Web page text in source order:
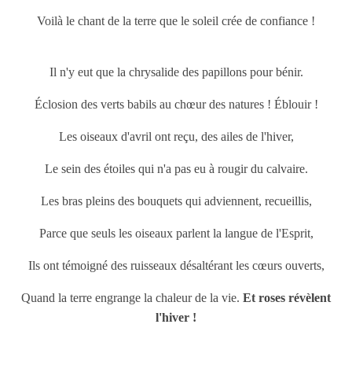
Voilà le chant de la terre que le soleil crée de confiance !
Il n'y eut que la chrysalide des papillons pour bénir.
Éclosion des verts babils au chœur des natures ! Éblouir !
Les oiseaux d'avril ont reçu, des ailes de l'hiver,
Le sein des étoiles qui n'a pas eu à rougir du calvaire.
Les bras pleins des bouquets qui adviennent, recueillis,
Parce que seuls les oiseaux parlent la langue de l'Esprit,
Ils ont témoigné des ruisseaux désaltérant les cœurs ouverts,
Quand la terre engrange la chaleur de la vie. Et roses révèlent
l'hiver !